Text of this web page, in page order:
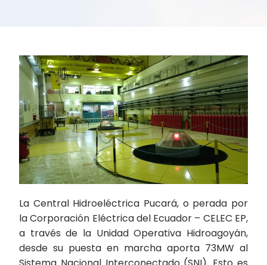
La Central Hidroeléctrica Pucará, o perada por
la Corporación Eléctrica del Ecuador – CELEC EP,
a través de la Unidad Operativa Hidroagoyán,
desde su puesta en marcha aporta 73MW al